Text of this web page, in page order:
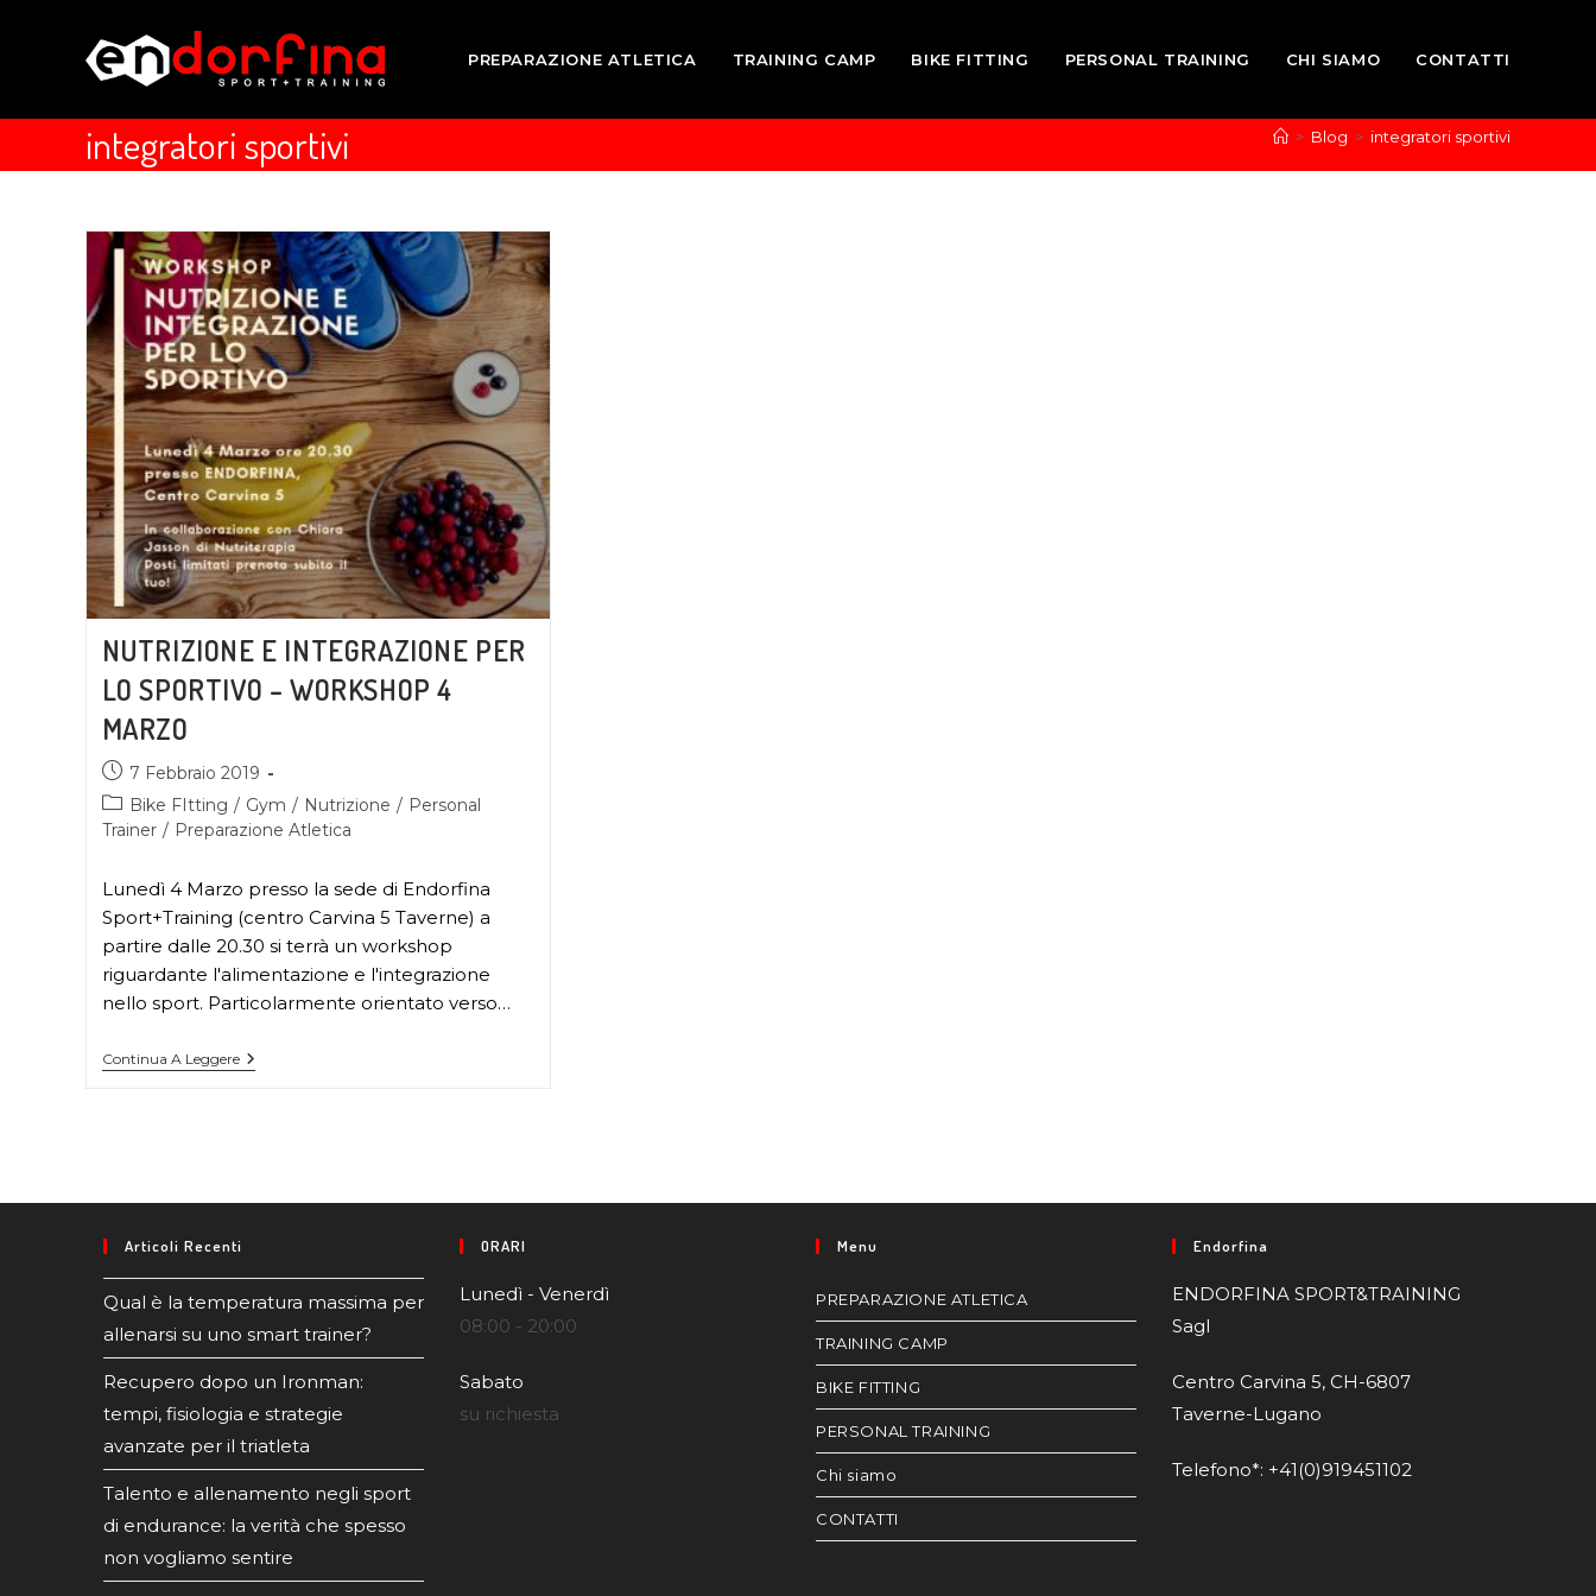
PREPARAZIONE ATLETICA TRAINING CAMP BIKE FITTING PERSONAL TRAINING CHI SIAMO CONTATTI
integratori sportivi > Blog > integratori sportivi
NUTRIZIONE E INTEGRAZIONE PER
LO SPORTIVO – WORKSHOP 4
MARZO
7 Febbraio 2019
Bike FItting / Gym / Nutrizione / Personal
Trainer / Preparazione Atletica
Lunedì 4 Marzo presso la sede di Endorfina
Sport+Training (centro Carvina 5 Taverne) a
partire dalle 20.30 si terrà un workshop
riguardante l'alimentazione e l'integrazione
nello sport. Particolarmente orientato verso…
Continua A Leggere
Articoli Recenti
Qual è la temperatura massima per
allenarsi su uno smart trainer?
Recupero dopo un Ironman:
tempi, fisiologia e strategie
avanzate per il triatleta
Talento e allenamento negli sport
di endurance: la verità che spesso
non vogliamo sentire
ORARI
Lunedì - Venerdì
08:00 - 20:00
Sabato
su richiesta
Menu
PREPARAZIONE ATLETICA
TRAINING CAMP
BIKE FITTING
PERSONAL TRAINING
Chi siamo
CONTATTI
Endorfina
ENDORFINA SPORT&TRAINING
Sagl
Centro Carvina 5, CH-6807
Taverne-Lugano
Telefono*: +41(0)919451102